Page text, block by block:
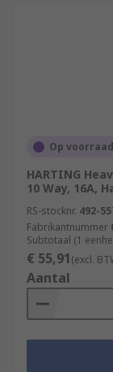
Op voorraad
HARTING
10 Way, 16A,
RS-stocknr. 492-
Fabrikantnummer
Subtotaal (1
€ 55,91(excl.
Aantal